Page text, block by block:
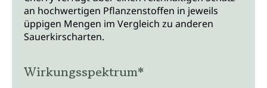
an hochwertigen Pflanzenstoffen in jeweils
üppigen Mengen im Vergleich zu anderen
Sauerkirscharten.
Wirkungsspektrum*